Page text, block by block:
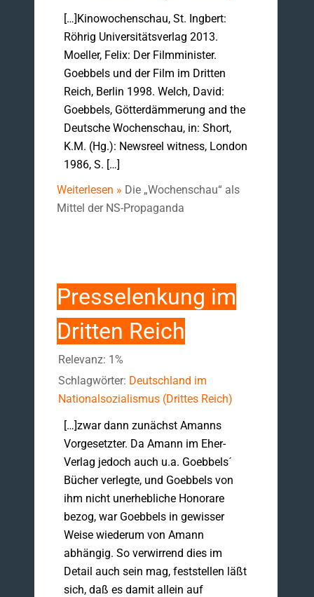
[…]Kinowochenschau, St. Ingbert:
Röhrig Universitätsverlag 2013.
Moeller, Felix: Der Filmminister.
Goebbels und der Film im Dritten
Reich, Berlin 1998. Welch, David:
Goebbels, Götterdämmerung and the
Deutsche Wochenschau, in: Short,
K.M. (Hg.): Newsreel witness, London
1986, S. […]
Weiterlesen » Die „Wochenschau“ als
Mittel der NS-Propaganda
Presselenkung im
Dritten Reich
Relevanz: 1%
Schlagwörter: Deutschland im
Nationalsozialismus (Drittes Reich)
[…]zwar dann zunächst Amanns
Vorgesetzter. Da Amann im Eher-
Verlag jedoch auch u.a. Goebbels´
Bücher verlegte, und Goebbels von
ihm nicht unerhebliche Honorare
bezog, war Goebbels in gewisser
Weise wiederum von Amann
abhängig. So verwirrend dies im
Detail auch sein mag, feststellen läßt
sich, daß es damit allein auf